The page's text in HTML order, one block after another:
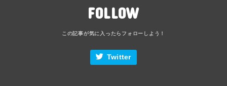
FOLLOW
Twitter